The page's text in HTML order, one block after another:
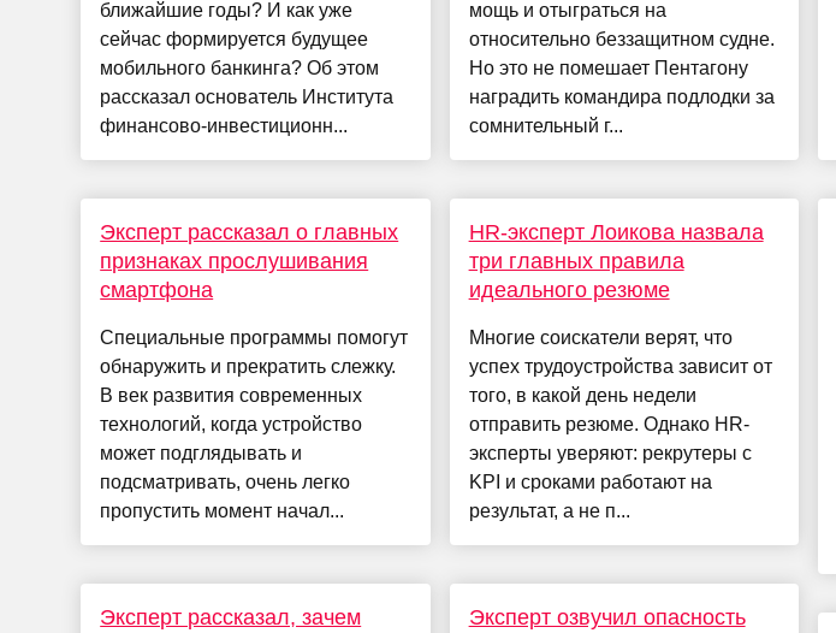
ближайшие годы? И как уже
сейчас формируется будущее
мобильного банкинга? Об этом
рассказал основатель Института
финансово-инвестиционн...
Эксперт рассказал о главных
признаках прослушивания
смартфона
Специальные программы помогут
обнаружить и прекратить слежку.
В век развития современных
технологий, когда устройство
может подглядывать и
подсматривать, очень легко
пропустить момент начал...
Эксперт рассказал, зачем
мощь и отыграться на
относительно беззащитном судне.
Но это не помешает Пентагону
наградить командира подлодки за
сомнительный г...
HR-эксперт Лоикова назвала
три главных правила
идеального резюме
Многие соискатели верят, что
успех трудоустройства зависит от
того, в какой день недели
отправить резюме. Однако HR-
эксперты уверяют: рекрутеры с
KPI и сроками работают на
результат, а не п...
Эксперт озвучил опасность